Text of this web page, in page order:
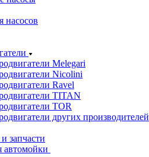
насосов
Melegari
Nicolini
Ravel
TITAN
TOR
других производителей
запчасти
автомойки